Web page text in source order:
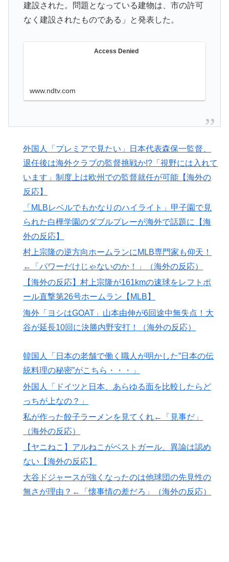
上！現地サポの本音がこれ！【海外の反応】
▶ 私が作った餃子ラーメンを見てくれ←「見事だ」（海外
海外「これは日本の主張が正しい…」米国に対する日本
韓国人「日本の老舗で働く職人が明かした”日本の伝統
▶ 潔癖症の人って体の中にうんことおしっこが存在してる
▶ 韓国人「日本の村上宗隆 vs 韓国のイ・ジョンフ」
→「」【MLB】
スペインやフランスで山火事が拡大し消防士が消火活
動！！
韓国人「日本の某ゲームが米国進出した当時、アメリカ
国内で巻き起こった熱狂的ブームの様子がこちら…」＝
韓国の反応
▶ 外国人「プレミアで見たい」日本代表森保一監督、退任
後は海外クラブの監督挑戦か!?「視野には入れていま
す」制度上は欧州での監督就任が可能【海外の反応】
▶ 海外「羨ましい！」日本ならではの夏の風物詩に海外が
びっくり仰天
▶ 外国人「初めてトラウマになった日本のアニメといえば
▶ 韓国人「手術中に震度6強の地震、その時の日本の医療
スタッフたちの姿をご覧ください」→「マジで鳥肌立っ
た」「こういう姿は韓国も見習わないと」「あんな状況
なら日本だけではなく韓国の医療関係者も同じように行
建設された。問題となっている建物は、市の許可
なく建設されたものである」と発表した。
Access Denied
www.ndtv.com
外国人「プレミアで見たい」日本代表森保一監督、
退任後は海外クラブの監督挑戦か!?「視野には入れて
います」制度上は欧州での監督就任が可能【海外の
反応】
「MLBレベルでもかなりのハイライト」甲子園で見
られた白樺学園のダブルプレーが海外で話題に【海
外の反応】
村上宗隆の逆方向ホームランにMLB専門家も仰天！
←「パワーだけじゃないのか！」（海外の反応）
【海外の反応】村上宗隆が161kmの速球をレフトポ
ール直撃第26号ホームラン【MLB】
海外「ヨシはGOAT」山本由伸が6回途中無失点！大
谷が延長10回に決勝内野安打！（海外の反応）
韓国人「日本の老舗で働く職人が明かした”日本の伝
統料理の秘密”がこちら・・・」
外国人「ドイツと日本、あらゆる面を比較したらど
っちが上なの？」
私が作った餃子ラーメンを見てくれ←「見事だ」
（海外の反応）
【ヤニねこ】アルねこがベストガール、異論は認め
ない【海外の反応】
大谷ドジャースが強くなったのは他球団の先見性の
無さが理由？←「懐事情の差だろ」（海外の反応）